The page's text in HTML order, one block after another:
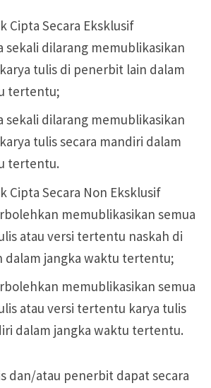
Cipta Secara Eksklusif
sekali dilarang memublikasikan
tulis di penerbit lain dalam
tertentu;
sekali dilarang memublikasikan
tulis secara mandiri dalam
tertentu.
Cipta Secara Non Eksklusif
memublikasikan semua
atau versi tertentu naskah di
dalam jangka waktu tertentu;
memublikasikan semua
atau versi tertentu karya tulis
dalam jangka waktu tertentu.
dan/atau penerbit dapat secara